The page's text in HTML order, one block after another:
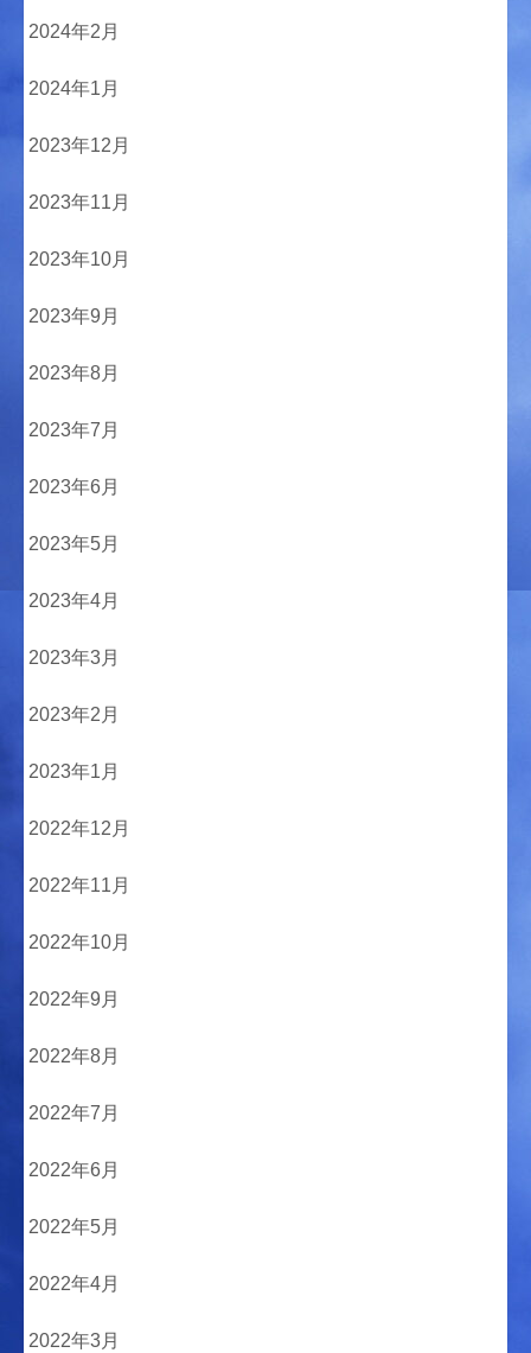
2024年2月
2024年1月
2023年12月
2023年11月
2023年10月
2023年9月
2023年8月
2023年7月
2023年6月
2023年5月
2023年4月
2023年3月
2023年2月
2023年1月
2022年12月
2022年11月
2022年10月
2022年9月
2022年8月
2022年7月
2022年6月
2022年5月
2022年4月
2022年3月